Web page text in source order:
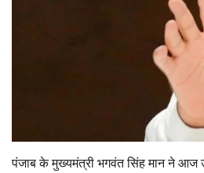
पंजाब के मुख्यमंत्री भगवंत सिंह मान ने आज